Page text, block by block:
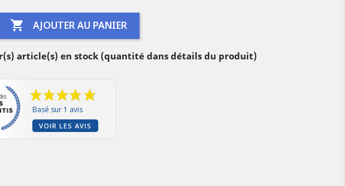
 AJOUTER AU PANIER
article(s) en stock (quantité dans détails du produit)
Basé sur 1 avis
VOIR LES AVIS